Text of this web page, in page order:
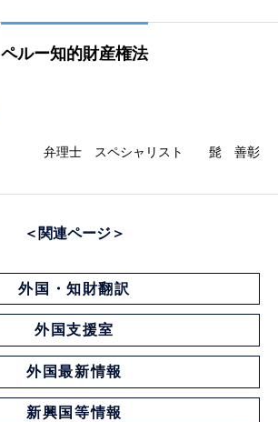
ペルー知的財産権法
弁理士 スペシャリスト 髭 善彰
＜関連ページ＞
外国・知財翻訳
外国支援室
外国最新情報
新興国等情報